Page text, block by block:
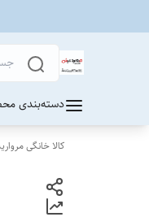
دسته‌بندی
کالا خانگی